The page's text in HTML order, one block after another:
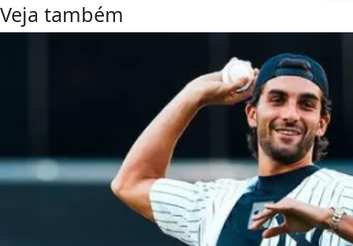
Veja também